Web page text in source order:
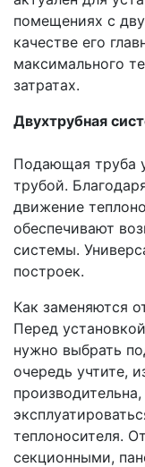
помещениях с
качестве его
максимального
затратах.
Двухтрубная
Подающая труба
трубой.
движение
обеспечивают
системы.
построек.
Как заменяются
Перед
нужно выбрать
очередь учтите,
теплоносителя.
секционными,